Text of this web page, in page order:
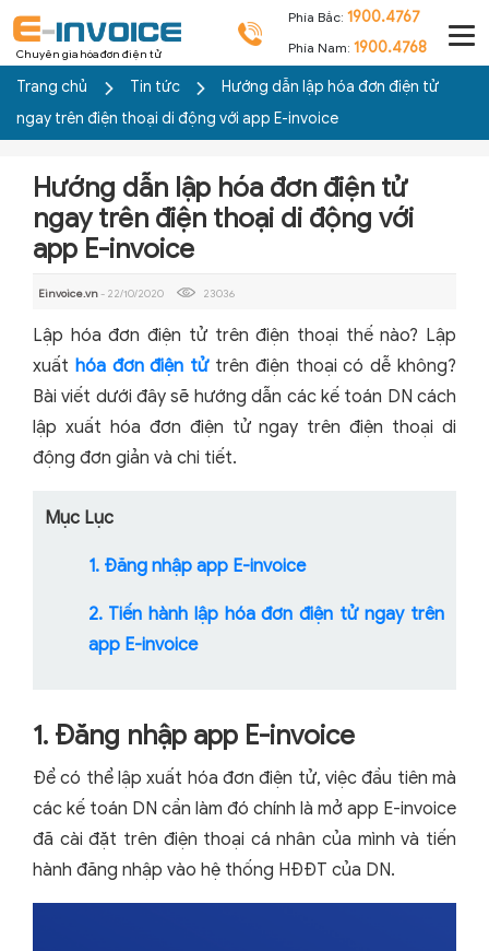
Chuyên gia hóa đơn điện tử
Phía Bắc: 1900.4767
Phía Nam: 1900.4768
Trang chủ Tin tức
Hướng dẫn lập hóa đơn điện tử
ngay trên điện thoại di động với app E-invoice
Hướng dẫn lập hóa đơn điện tử
ngay trên điện thoại di động với
app E-invoice
Einvoice.vn- 22/10/2020 23036
Lập hóa đơn điện tử trên điện thoại thế nào? Lập
xuất hóa đơn điện tửtrên điện thoại có dễ không?
Bài viết dưới đây sẽ hướng dẫn các kế toán DN cách
lập xuất hóa đơn điện tử ngay trên điện thoại di
động đơn giản và chi tiết.
Mục Lục
1. Đăng nhập app E-invoice
2. Tiến hành lập hóa đơn điện tử ngay trên
app E-invoice
1. Đăng nhập app E-invoice
Để có thể lập xuất hóa đơn điện tử, việc đầu tiên mà
các kế toán DN cần làm đó chính là mở app E-invoice
đã cài đặt trên điện thoại cá nhân của mình và tiến
hành đăng nhập vào hệ thống HĐĐT của DN.